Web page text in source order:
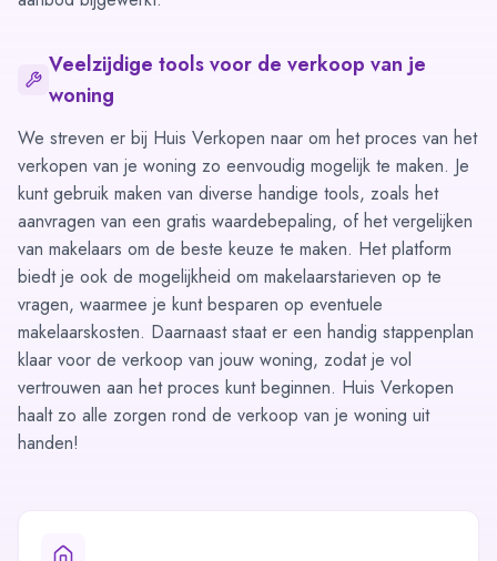
Veelzijdige tools voor de verkoop van je
woning
We streven er bij Huis Verkopen naar om het proces van het
verkopen van je woning zo eenvoudig mogelijk te maken. Je
kunt gebruik maken van diverse handige tools, zoals het
aanvragen van een gratis waardebepaling, of hetvergelijken
van makelaars om de beste keuze te maken. Het platform
biedt je ook de mogelijkheid om makelaarstarieven op te
vragen, waarmee je kunt besparen op eventuele
makelaarskosten. Daarnaast staat er een handig stappenplan
klaar voor de verkoop van jouw woning, zodat je vol
vertrouwen aan het proces kunt beginnen. Huis Verkopen
haalt zo alle zorgen rond de verkoop van je woning uit
handen!